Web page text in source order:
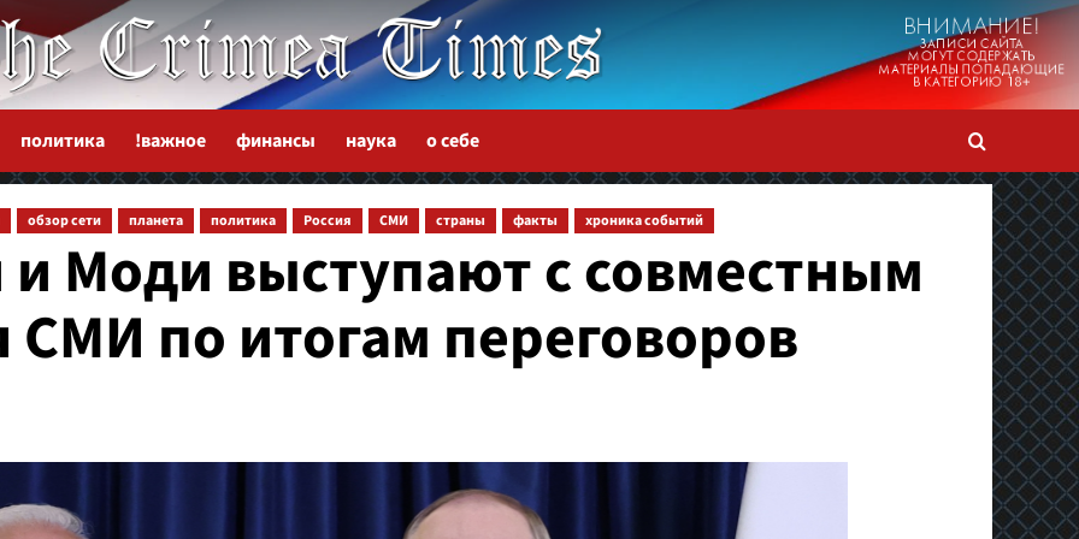
политика !важное финансы наука о себе
обзор сети планета политика Россия СМИ страны факты хроника событий
Моди выступают с совместным
по итогам переговоров